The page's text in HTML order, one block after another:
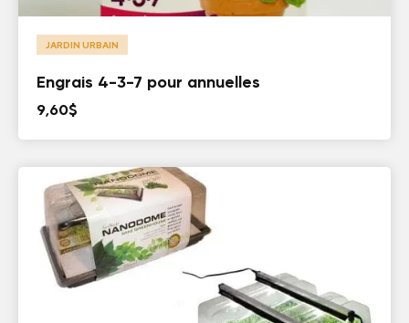
JARDIN URBAIN
Engrais 4-3-7 pour annuelles
9,60$